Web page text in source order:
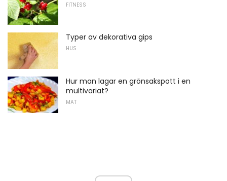
FITNESS
Typer av dekorativa gips
HUS
Hur man lagar en grönsakspott i en
multivariat?
MAT